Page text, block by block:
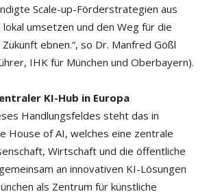
Scale-up-Förderstrategien aus
lokal umsetzen und den Weg für die
ebnen.“, so Dr. Manfred Gößl
IHK für München und Oberbayern).
KI-Hub in Europa
Handlungsfeldes steht das in
House of AI, welches eine zentrale
Wirtschaft und die öffentliche
an innovativen KI-Lösungen
als Zentrum für künstliche